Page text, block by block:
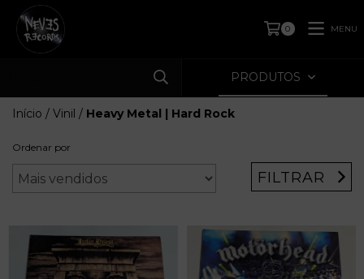
0 MENU
PRODUTOS
Início / Vinil / Heavy Metal | Hard Rock
Ordenar por
FILTRAR